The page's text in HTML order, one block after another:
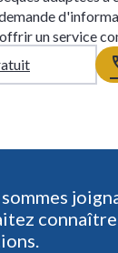
un service